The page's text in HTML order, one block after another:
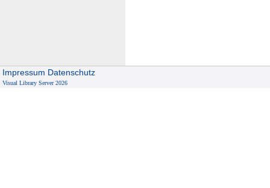
Impressum Datenschutz
Visual Library Server 2026